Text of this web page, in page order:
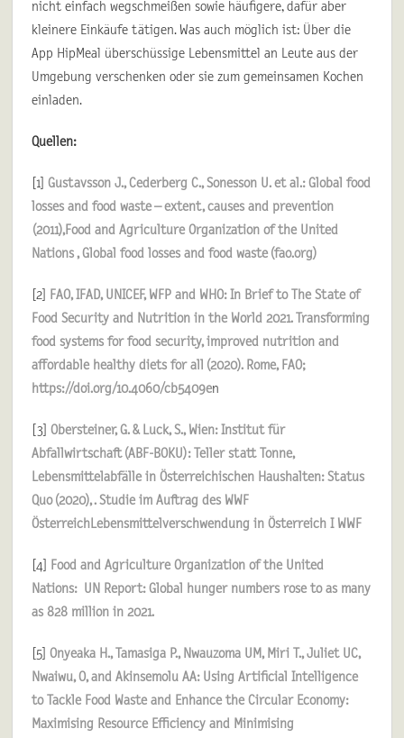
nicht einfach wegschmeißen sowie häufigere, dafür aber
kleinere Einkäufe tätigen. Was auch möglich ist: Über die
App HipMeal überschüssige Lebensmittel an Leute aus der
Umgebung verschenken oder sie zum gemeinsamen Kochen
einladen.
Quellen:
[1]Gustavsson J., Cederberg C., Sonesson U. et al.: Global food
losses and food waste – extent, causes and prevention
(2011),Food and Agriculture Organization of the United
Nations , Global food losses and food waste (fao.org)
[2]
FAO, IFAD, UNICEF, WFP and WHO: In Brief to The State of
Food Security and Nutrition in the World 2021. Transforming
food systems for food security, improved nutrition and
affordable healthy diets for all (2020). Rome, FAO;
https://doi.org/10.4060/cb5409en
[3]Obersteiner, G. & Luck, S., Wien: Institut für
Abfallwirtschaft (ABF-BOKU): Teller statt Tonne,
Lebensmittelabfälle in Österreichischen Haushalten: Status
Quo (2020), . Studie im Auftrag des WWF
ÖsterreichLebensmittelverschwendung in Österreich I WWF
[4]
Food and Agriculture Organization of the United
Nations: UN Report: Global hunger numbers rose to as many
as 828 million in 2021.
[5]Onyeaka H., Tamasiga P., Nwauzoma UM, Miri T., Juliet UC,
Nwaiwu, O, and Akinsemolu AA: Using Artificial Intelligence
to Tackle Food Waste and Enhance the Circular Economy:
Maximising Resource Efficiency and Minimising